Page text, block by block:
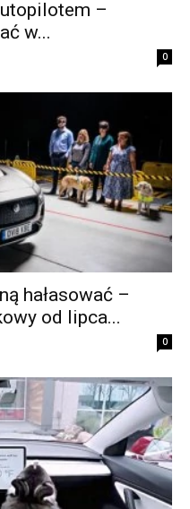
–
w...
0
hałasować –
od lipca...
0